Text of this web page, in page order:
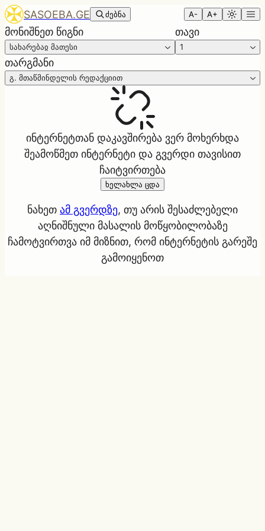
SASOEBA.GE ძებნა A- A+
მონიშნეთ წიგნი
სახარებაჲ მათესი
თავი
1
თარგმანი
გ. მთაწმინდელის რედაქციით
ინტერნეტთან დაკავშირება ვერ მოხერხდა
შეამოწმეთ ინტერნეტი და გვერდი თავისით
ჩაიტვირთება
ხელახლა ცდა
ნახეთ ამ გვერდზე, თუ არის შესაძლებელი
აღნიშნული მასალის მოწყობილობაზე
ჩამოტვირთვა იმ მიზნით, რომ ინტერნეტის გარეშე
გამოიყენოთ